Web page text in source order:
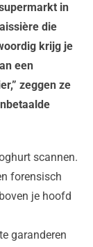
in
die
krijg je
een
zeggen ze
scannen.
forensisch
je hoofd
garanderen